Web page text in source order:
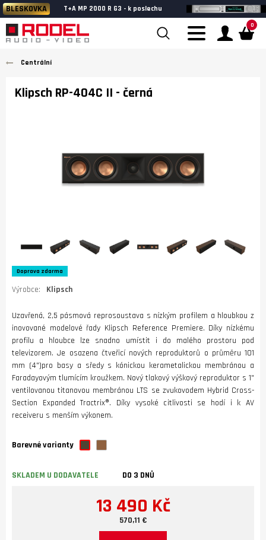
BLESKOVKA T+A MP 2000 R G3 - k poslechu
0
Centrální
Klipsch RP-404C II - černá
Doprava zdarma
Výrobce: Klipsch
Uzavřená, 2,5 pásmová reprosoustava s nízkým profilem a hloubkou z
inovované modelové řady Klipsch Reference Premiere. Díky nízkému
profilu a hloubce lze snadno umístit i do malého prostoru pod
televizorem. Je osazena čtveřicí nových reproduktorů o průměru 101
mm (4")pro basy a sředy s kónickou kerametalickou membránou a
Faradayovým tlumícím kroužkem. Nový tlakový výškový reproduktor s 1"
ventilovanou titanovou membránou LTS se zvukovodem Hybrid Cross-
Section Expanded Tractrix®. Díky vysoké citlivosti se hodí i k AV
receiveru s menším výkonem.
Barevné varianty
SKLADEM U DODAVATELE DO 3 DNŮ
13 490 Kč
570,11 €